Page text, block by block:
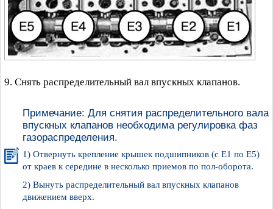
9. Снять распределительный вал впускных клапанов.
Примечание: Для снятия распределительного вала
впускных клапанов необходима регулировка фаз
газораспределения.
1) Отвернуть крепление крышек подшипников (с Е1 по Е5)
от краев к середине в несколько приемов по пол-оборота.
2) Вынуть распределительный вал впускных клапанов
движением вверх.